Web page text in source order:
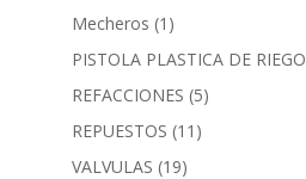
Mecheros (1)
PISTOLA PLASTICA DE RIEGO
REFACCIONES (5)
REPUESTOS (11)
VALVULAS (19)